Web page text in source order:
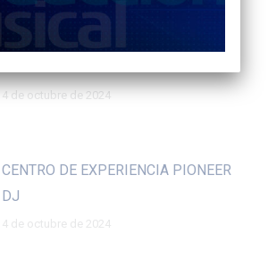
4 de octubre de 2024
CENTRO DE EXPERIENCIA PIONEER
DJ
4 de octubre de 2024